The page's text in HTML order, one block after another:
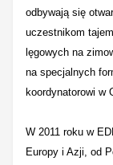
odbywają się
uczestnikom
lęgowych na
na specjalnych
koordynatorowi w
W 2011 roku w
Europy i Azji, od